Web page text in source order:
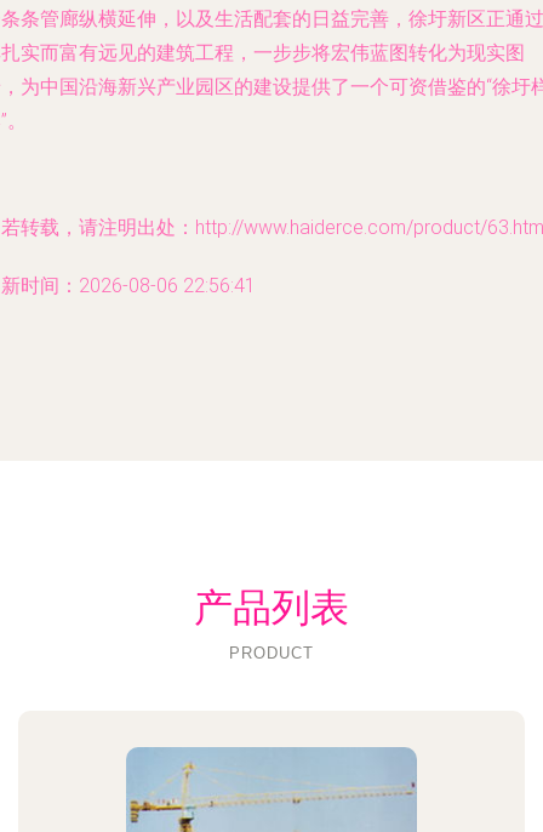
条管廊纵横延伸，以及生活配套的日益完善，徐圩新区正通过
实而富有远见的建筑工程，一步步将宏伟蓝图转化为现实图
为中国沿海新兴产业园区的建设提供了一个可资借鉴的“徐圩
转载，请注明出处：http://www.haiderce.com/product/
时间：2026-08-06 22:56:41
产品列表
PRODUCT